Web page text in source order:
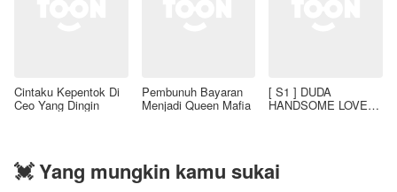
Cintaku Kepentok Di
Ceo Yang Dingin
Pembunuh Bayaran
Menjadi Queen Mafia
[ S1 ] DUDA
HANDSOME LOVE
💓 Yang mungkin kamu sukai